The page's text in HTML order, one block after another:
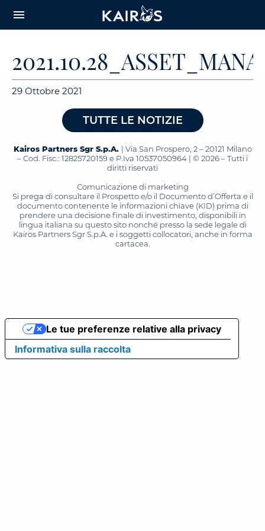
CONTENT
menu
29 Ottobre 2021
TUTTE LE NOTIZIE
Kairos Partners Sgr S.p.A. | Via San Prospero, 2 – 20121 Milano
– Cod. Fisc.: 12825720159 e P.Iva 10537050964 | © 2026 – Tutti i
diritti riservati
Comunicazione di marketing
Si prega di consultare il Prospetto e/o il Documento d’Offerta e il
documento contenente le informazioni chiave (KID) prima di
prendere una decisione finale di investimento, disponibili in
lingua italiana su questo sito nonché presso la sede legale di
Kairos Partners Sgr S.p.A. e i soggetti collocatori, anche in forma
cartacea.
Informativa sulla raccolta
Le tue preferenze relative alla privacy